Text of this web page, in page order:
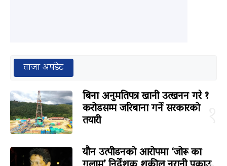
ताजा अपडेट
बिना अनुमतिपत्र खानी उत्खनन गरे १
करोडसम्म जरिबाना गर्ने सरकारको
तयारी
यौन उत्पीडनको आरोपमा ‘जोरू का